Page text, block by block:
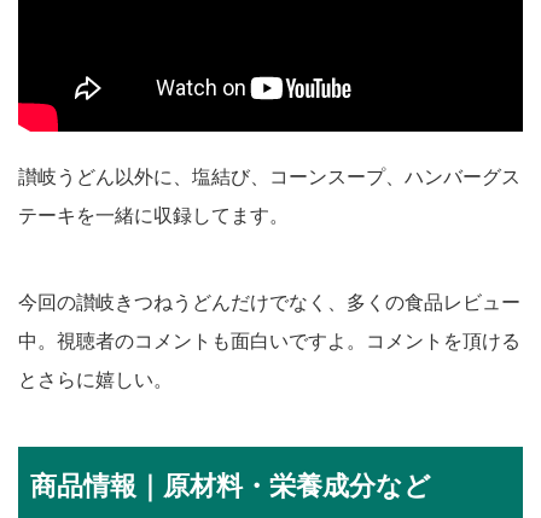
讃岐うどん以外に、塩結び、コーンスープ、ハンバーグス
テーキを一緒に収録してます。
今回の讃岐きつねうどんだけでなく、多くの食品レビュー
中。視聴者のコメントも面白いですよ。コメントを頂ける
とさらに嬉しい。
商品情報｜原材料・栄養成分など